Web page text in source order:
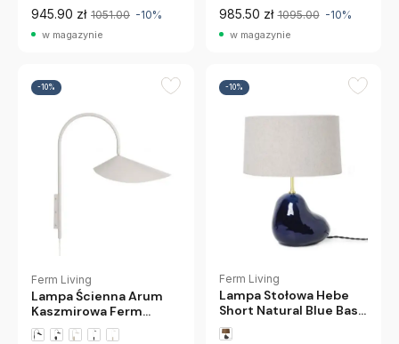
945.90 zł 1051.00 -10%
w magazynie
985.50 zł 1095.00 -10%
w magazynie
-10%
Ferm Living
Lampa Ścienna Arum
Kaszmirowa Ferm
Living
-10%
Ferm Living
Lampa Stołowa Hebe
Short Natural Blue Base
Ferm Living